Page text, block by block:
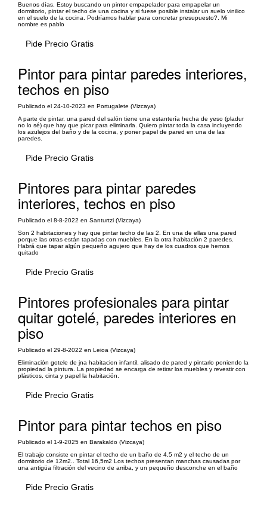
Buenos días, Estoy buscando un pintor empapelador para empapelar un
dormitorio, pintar el techo de una cocina y si fuese posible instalar un suelo vinilico
en el suelo de la cocina. Podríamos hablar para concretar presupuesto?. Mi
nombre es pablo
Pide Precio Gratis
Pintor para pintar paredes interiores,
techos en piso
Publicado el 24-10-2023 en Portugalete (Vizcaya)
A parte de pintar, una pared del salón tiene una estantería hecha de yeso (pladur
no lo sé) que hay que picar para eliminarla. Quiero pintar toda la casa incluyendo
los azulejos del baño y de la cocina, y poner papel de pared en una de las
paredes.
Pide Precio Gratis
Pintores para pintar paredes
interiores, techos en piso
Publicado el 8-8-2022 en Santurtzi (Vizcaya)
Son 2 habitaciones y hay que pintar techo de las 2. En una de ellas una pared
porque las otras están tapadas con muebles. En la otra habitación 2 paredes.
Habrá que tapar algún pequeño agujero que hay de los cuadros que hemos
quitado
Pide Precio Gratis
Pintores profesionales para pintar
quitar gotelé, paredes interiores en
piso
Publicado el 29-8-2022 en Leioa (Vizcaya)
Eliminación gotele de jna habitacion infantil, alisado de pared y pintarlo poniendo la
propiedad la pintura. La propiedad se encarga de retirar los muebles y revestir con
plásticos, cinta y papel la habitación.
Pide Precio Gratis
Pintor para pintar techos en piso
Publicado el 1-9-2025 en Barakaldo (Vizcaya)
El trabajo consiste en pintar el techo de un baño de 4,5 m2 y el techo de un
dormitorio de 12m2.. Total 16,5m2 Los techos presentan manchas causadas por
una antigüa filtración del vecino de arriba, y un pequeño desconche en el baño
Pide Precio Gratis